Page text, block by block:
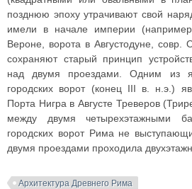
позднюю эпоху утрачивают свой
имели в начале империи
Вероне, ворота в Августодуне,
сохраняют старый принцип
над двумя проездами. Одним из
городских ворот (конец III в. н.э.)
Порта Нигра в Августе Треверов
между двумя четырехэтажными
городских ворот Рима не
двумя проездами проходила
Архитектура Древнего Рима